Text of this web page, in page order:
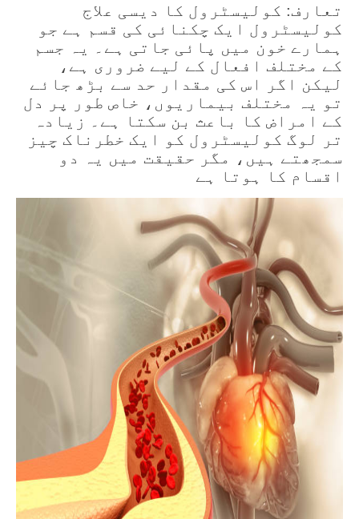
تعارف: کولیسٹرول کا دیسی علاج
کولیسٹرول ایک چکنائی کی قسم ہے جو
ہمارے خون میں پائی جاتی ہے۔ یہ جسم
کے مختلف افعال کے لیے ضروری ہے،
لیکن اگر اس کی مقدار حد سے بڑھ جائے
تو یہ مختلف بیماریوں، خاص طور پر دل
کے امراض کا باعث بن سکتا ہے۔ زیادہ
تر لوگ کولیسٹرول کو ایک خطرناک چیز
سمجھتے ہیں، مگر حقیقت میں یہ
دو
اقسام کا ہوتا ہے